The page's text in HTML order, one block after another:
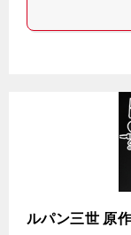
ルパン三世 原